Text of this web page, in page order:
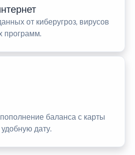
от киберугроз, вирусов
программ.
баланса с карты
дату.